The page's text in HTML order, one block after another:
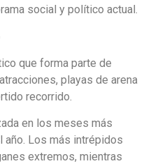
social y político actual.
que forma parte de
playas de arena
recorrido.
en los meses más
Los más intrépidos
extremos, mientras